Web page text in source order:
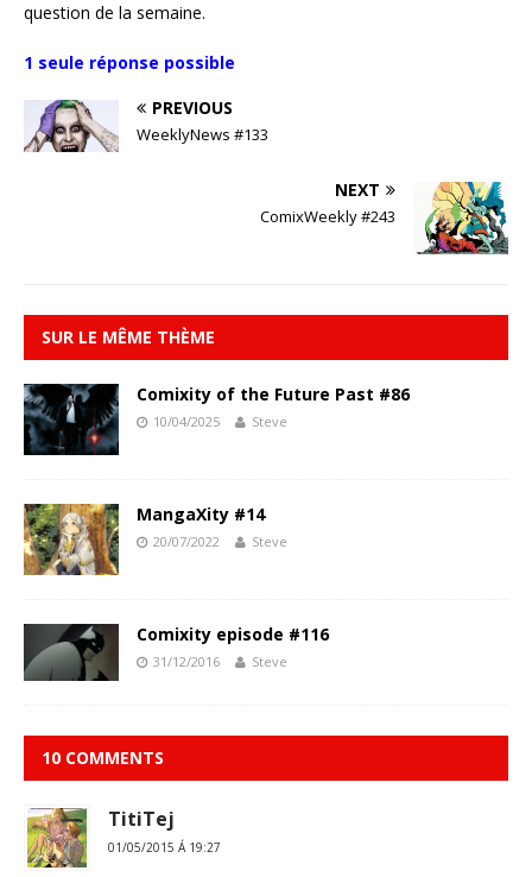
question de la semaine.
1 seule réponse possible
PREVIOUS
WeeklyNews #133
NEXT
ComixWeekly #243
SUR LE MÊME THÈME
Comixity of the Future Past #86
10/04/2025 Steve
MangaXity #14
20/07/2022 Steve
Comixity episode #116
31/12/2016 Steve
10 COMMENTS
TitiTej
01/05/2015 Á 19:27